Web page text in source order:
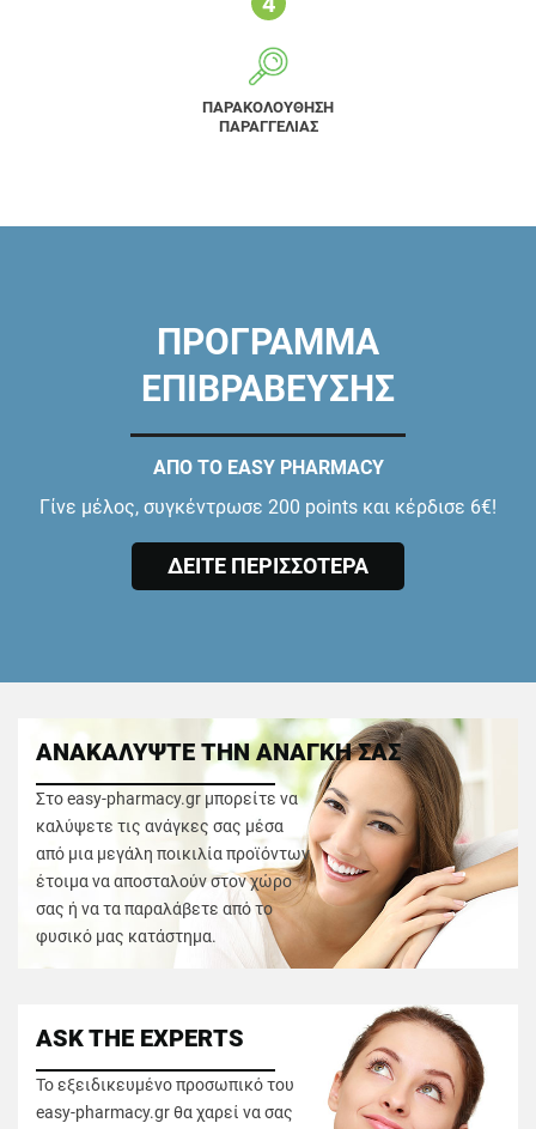
ΠΑΡΑΚΟΛΟΥΘΗΣΗ
ΠΑΡΑΓΓΕΛΙΑΣ
ΠΡΟΓΡΑΜΜΑ
ΕΠΙΒΡΑΒΕΥΣΗΣ
ΑΠΟ ΤΟ EASY PHARMACY
Γίνε μέλος, συγκέντρωσε 200 points και κέρδισε 6€!
ΔΕΙΤΕ ΠΕΡΙΣΣΟΤΕΡΑ
ΑΝΑΚΑΛΥΨΤΕ ΤΗΝ ΑΝΑΓΚΗ ΣΑΣ
Στο easy-pharmacy.gr μπορείτε να
καλύψετε τις ανάγκες σας μέσα
από μια μεγάλη ποικιλία προϊόντων
έτοιμα να αποσταλούν στον χώρο
σας ή να τα παραλάβετε από το
φυσικό μας κατάστημα.
ASK THE EXPERTS
Το εξειδικευμένο προσωπικό του
easy-pharmacy.gr θα χαρεί να σας